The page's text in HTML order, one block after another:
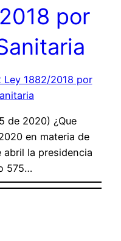
por
de 2020) ¿Que
en materia de
abril la presidencia
575…